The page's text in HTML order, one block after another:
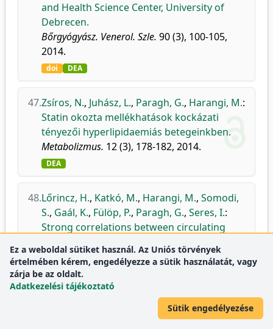
and Health Science Center, University of
Debrecen.
Bőrgyógyász. Venerol. Szle. 90 (3), 100-105,
2014.
doi DEA
47.Zsíros, N., Juhász, L., Paragh, G., Harangi, M.:
Statin okozta mellékhatások kockázati
tényezői hyperlipidaemiás betegeinkben.
Metabolizmus. 12 (3), 178-182, 2014.
DEA
48.Lőrincz, H., Katkó, M., Harangi, M., Somodi,
S., Gaál, K., Fülöp, P., Paragh, G., Seres, I.:
Strong correlations between circulating
subfractions in nondiabetic obese and
nonobese subjects.
Clin. Endocrinol.81 (3), 370-377, 2014.
Endocrinology, Diabetes
Ez a weboldal sütiket használ. Az Uniós törvények
értelmében kérem, engedélyezze a sütik használatát, vagy
zárja be az oldalt.
Adatkezelési tájékoztató
Sütik engedélyezése